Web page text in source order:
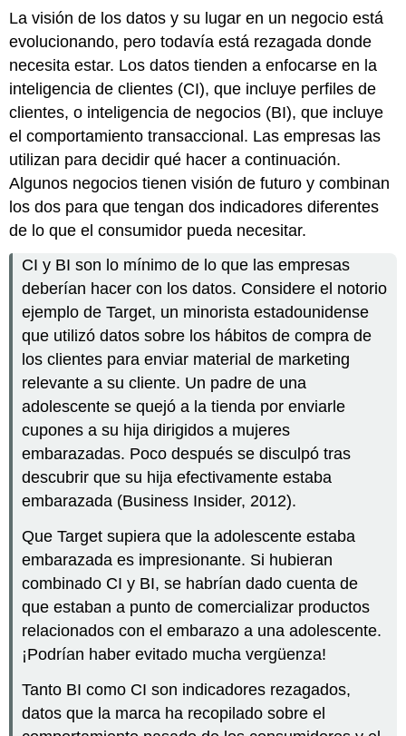
datos
La visión de los datos y su lugar en un negocio está
evolucionando, pero todavía está rezagada donde
necesita estar. Los datos tienden a enfocarse en la
inteligencia de clientes (CI), que incluye perfiles de
clientes, o inteligencia de negocios (BI), que incluye
el comportamiento transaccional. Las empresas las
utilizan para decidir qué hacer a continuación.
Algunos negocios tienen visión de futuro y combinan
los dos para que tengan dos indicadores diferentes
de lo que el consumidor pueda necesitar.
CI y BI son lo mínimo de lo que las empresas
deberían hacer con los datos. Considere el notorio
ejemplo de Target, un minorista estadounidense
que utilizó datos sobre los hábitos de compra de
los clientes para enviar material de marketing
relevante a su cliente. Un padre de una
adolescente se quejó a la tienda por enviarle
cupones a su hija dirigidos a mujeres
embarazadas. Poco después se disculpó tras
descubrir que su hija efectivamente estaba
embarazada (Business Insider, 2012).
Que Target supiera que la adolescente estaba
embarazada es impresionante. Si hubieran
combinado CI y BI, se habrían dado cuenta de
que estaban a punto de comercializar productos
relacionados con el embarazo a una adolescente.
¡Podrían haber evitado mucha vergüenza!
Tanto BI como CI son indicadores rezagados,
datos que la marca ha recopilado sobre el